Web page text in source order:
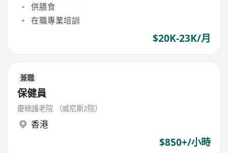
供膳食
在職專業培訓
$20K-23K/月
兼職
保健員
慶楠護老院 （威尼斯2院）
香港
$850+/小時